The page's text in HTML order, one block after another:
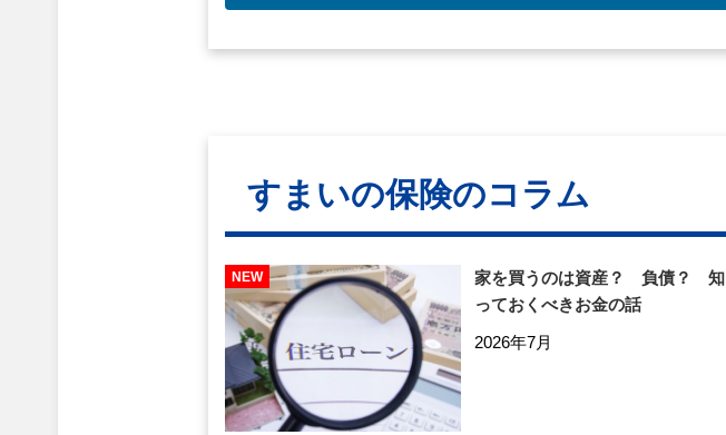
すまいの保険のコラム
家を買うのは資産？ 負債？ 知
っておくべきお金の話
2026年7月